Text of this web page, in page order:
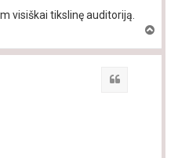
visiškai tikslinę auditoriją.
p